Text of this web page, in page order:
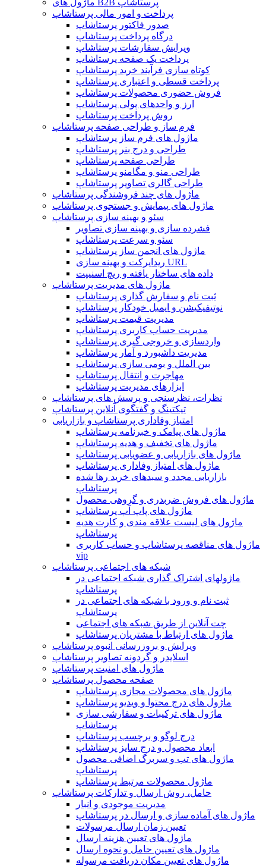
پرداخت و امور مالی پرستاشاپ
صدور فاکتور پرستاشاپ
درگاه پرداخت پرستاشاپ
ویرایش سفارشات پرستاشاپ
پرداخت یک صفحه پرستاشاپ
کوتاه سازی فرآیند خرید پرستاشاپ
پرداخت قسطی و اعتباری پرستاشاپ
فروش حضوری محصولات پرستاشاپ
ارز و واحدهای پولی پرستاشاپ
روش پرداخت پرستاشاپ
فرم ساز و طراحی صفحه پرستاشاپ
ماژول های فرم ساز پرستاشاپ
طراحی و درج بنر پرستاشاپ
طراحی صفحه پرستاشاپ
طراحی منو و مگامنو پرستاشاپ
طراحی گالری تصاویر پرستاشاپ
ماژول های چند فروشندگی پرستاشاپ
ماژول های پیمایش و جستجوی پرستاشاپ
سئو و بهینه سازی پرستاشاپ
فشرده سازی و بهینه سازی تصاویر
سئو و سرعت پرستاشاپ
ماژول های انجمن ساز پرستاشاپ
ریدایرکت و بهینه سازی URL
داده های ساختار یافته و ریچ اسنیپت
ماژول های مدیریت پرستاشاپ
ثبت نام و سفارش گذاری پرستاشاپ
نوتیفیکیشن و ایمیل خودکار پرستاشاپ
مدیریت قیمت پرستاشاپ
مدیریت حساب کاربری پرستاشاپ
واردسازی و خروجی گیری پرستاشاپ
مدیریت داشبورد و آمار پرستاشاپ
بین الملل و بومی سازی پرستاشاپ
مهاجرت و انتقال پرستاشاپ
ابزارهای مدیریت پرستاشاپ
نظرات، نظرسنجی و پرسش های پرستاشاپ
تیکتینگ و گفتگوی آنلاین پرستاشاپ
امتیاز وفاداری پرستاشاپ و بازاریابی
ماژول های پیامک و خبرنامه پرستاشاپ
ماژول های تخفیف و هدیه پرستاشاپ
ماژول های بازاریابی و عضویابی پرستاشاپ
ماژول های امتیاز وفاداری پرستاشاپ
بازاریابی مجدد و سبدهای خرید رها شده
پرستاشاپ
ماژول های فروش ضربدری و گروهی محصول
ماژول های پاپ آپ پرستاشاپ
ماژول های لیست علاقه مندی و کارت هدیه
پرستاشاپ
ماژول های مناقصه پرستاشاپ و حساب کاربری
vip
شبکه های اجتماعی پرستاشاپ
ماژولهای اشتراک‌ گذاری شبکه اجتماعی در
پرستاشاپ
ثبت نام و ورود با شبکه های اجتماعی در
پرستاشاپ
چت آنلاین از طریق شبکه های اجتماعی
ماژول های ارتباط با مشتریان پرستاشاپ
ویرایش و بروزرسانی انبوه پرستاشاپ
اسلایدر و گردونه تصاویر پرستاشاپ
ماژول های امنیت پرستاشاپ
صفحه محصول پرستاشاپ
ماژول های محصولات مجازی پرستاشاپ
ماژول های درج محتوا و ویدیو پرستاشاپ
ماژول های ترکیبات و سفارشی سازی
پرستاشاپ
درج لوگو و برچسب پرستاشاپ
ابعاد محصول و درج سایز پرستاشاپ
ماژول های تب و سربرگ اضافی محصول
پرستاشاپ
ماژول محصولات مرتبط پرستاشاپ
حامل، روش ارسال و تدارکات پرستاشاپ
مدیریت موجودی و انبار
ماژول های آماده سازی و ارسال در پرستاشاپ
تعیین زمان ارسال مرسولات
ماژول های تعیین هزینه ارسال
ماژول های تعیین حامل و نحوه ارسال
ماژول های تعیین مکان دریافت مرسوله